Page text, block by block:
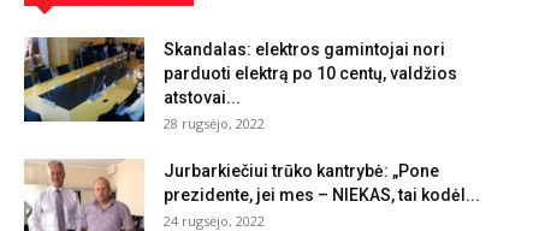
Skandalas: elektros gamintojai nori
parduoti elektrą po 10 centų, valdžios
atstovai...
28 rugsėjo, 2022
Jurbarkiečiui trūko kantrybė: „Pone
prezidente, jei mes – NIEKAS, tai kodėl...
24 rugsėjo, 2022